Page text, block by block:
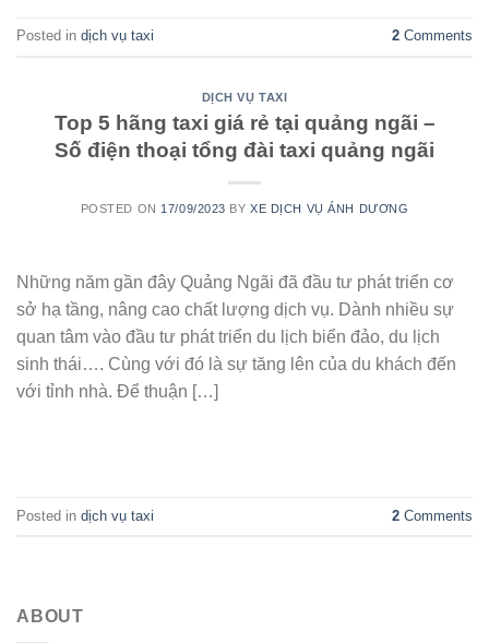
Posted in dịch vụ taxi 2 Comments
DỊCH VỤ TAXI
Top 5 hãng taxi giá rẻ tại quảng ngãi –
Số điện thoại tổng đài taxi quảng ngãi
POSTED ON 17/09/2023 BYXE DỊCH VỤ ÁNH DƯƠNG
Những năm gần đây Quảng Ngãi đã đầu tư phát triển cơ
sở hạ tầng, nâng cao chất lượng dịch vụ. Dành nhiều sự
quan tâm vào đầu tư phát triển du lịch biển đảo, du lịch
sinh thái…. Cùng với đó là sự tăng lên của du khách đến
với tỉnh nhà. Để thuận […]
Posted in dịch vụ taxi 2 Comments
ABOUT